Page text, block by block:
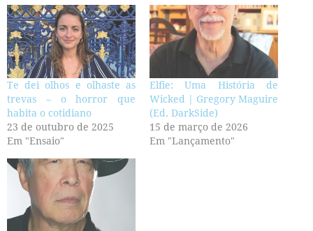
Te dei olhos e olhaste as
trevas – o horror que
habita o cotidiano
23 de outubro de 2025
Em "Ensaio"
Elfie: Uma História de
Wicked | Gregory Maguire
(Ed. DarkSide)
15 de março de 2026
Em "Lançamento"